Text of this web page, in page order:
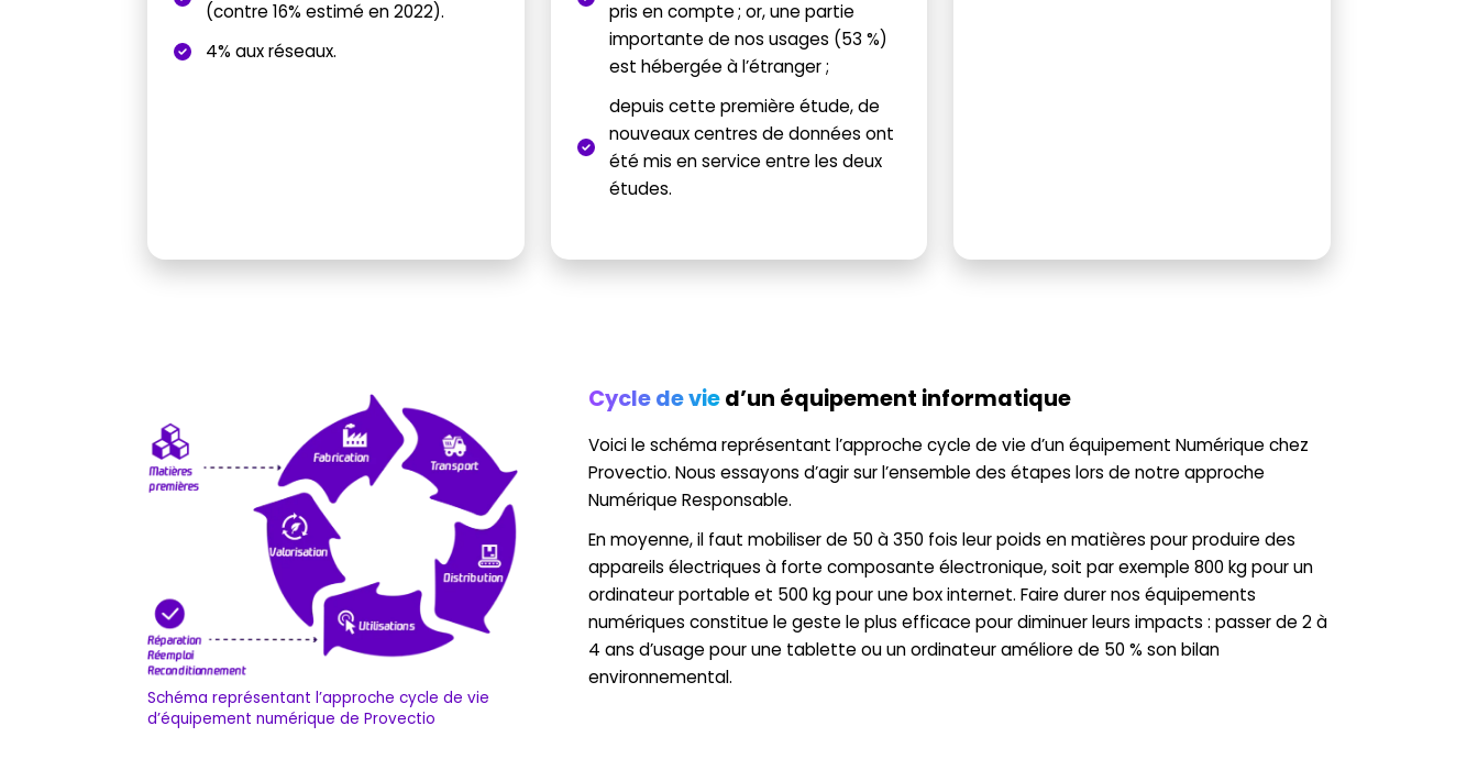
(contre 16% estimé en 2022).
4% aux réseaux.
pris en compte ; or, une partie
importante de nos usages (53 %)
est hébergée à l’étranger ;
depuis cette première étude, de
nouveaux centres de données ont
été mis en service entre les deux
études.
Schéma représentant l’approche cycle de vie
d’équipement numérique de Provectio
Cycle de vie d’un équipement informatique
Voici le schéma représentant l’approche cycle de vie d’un équipement Numérique chez
Provectio. Nous essayons d’agir sur l’ensemble des étapes lors de notre approche
Numérique Responsable.
En moyenne, il faut mobiliser de 50 à 350 fois leur poids en matières pour produire des
appareils électriques à forte composante électronique, soit par exemple 800 kg pour un
ordinateur portable et 500 kg pour une box internet. Faire durer nos équipements
numériques constitue le geste le plus efficace pour diminuer leurs impacts : passer de 2 à
4 ans d’usage pour une tablette ou un ordinateur améliore de 50 % son bilan
environnemental.